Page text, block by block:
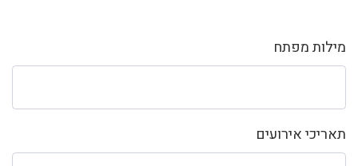
מילות מפתח
תאריכי אירועים